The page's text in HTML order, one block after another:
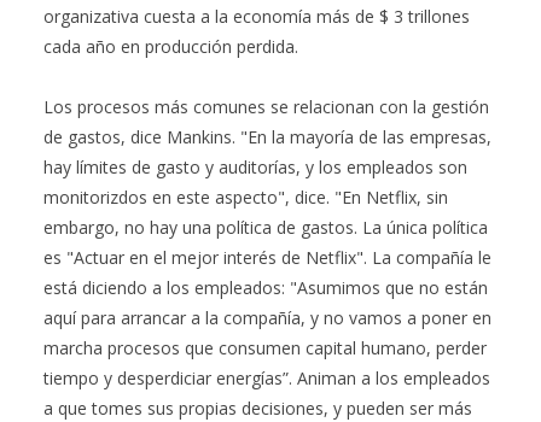
organizativa cuesta a la economía más de $ 3 trillones
cada año en producción perdida.
Los procesos más comunes se relacionan con la gestión
de gastos, dice Mankins. "En la mayoría de las empresas,
hay límites de gasto y auditorías, y los empleados son
monitorizdos en este aspecto", dice. "En Netflix, sin
embargo, no hay una política de gastos. La única política
es "Actuar en el mejor interés de Netflix". La compañía le
está diciendo a los empleados: "Asumimos que no están
aquí para arrancar a la compañía, y no vamos a poner en
marcha procesos que consumen capital humano, perder
tiempo y desperdiciar energías”. Animan a los empleados
a que tomes sus propias decisiones, y pueden ser más